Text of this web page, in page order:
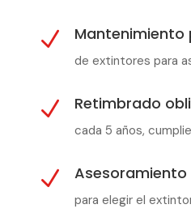
N Mantenimiento
de extintores para
N Retimbrado
cada 5 años,
N Asesoramiento
para elegir el